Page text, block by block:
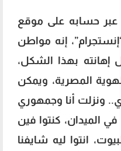
عبر حسابه على موقع
إنه مواطن
بهذا الشكل،
المصرية، ويمكن
ونزلت أنا وجمهوري
في الميدان، كنتوا فين
انتوا ليه شايفنا